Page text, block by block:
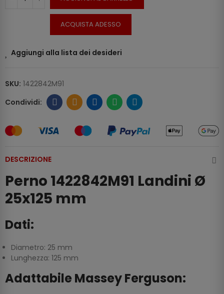
ACQUISTA ADESSO
Aggiungi alla lista dei desideri
SKU: 1422842M91
DESCRIZIONE
Perno 1422842M91 Landini Ø
25x125 mm
Dati:
Diametro: 25 mm
Lunghezza: 125 mm
Adattabile Massey Ferguson: